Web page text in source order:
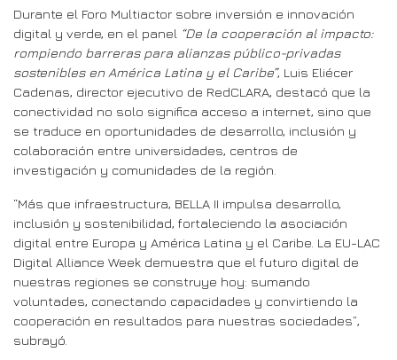
Durante el Foro Multiactor sobre inversión e innovación
digital y verde, en el panel “De la cooperación al impacto:
rompiendo barreras para alianzas público-privadas
sostenibles en América Latina y el Caribe”, Luis Eliécer
Cadenas, director ejecutivo de RedCLARA, destacó que la
conectividad no solo significa acceso a internet, sino que
se traduce en oportunidades de desarrollo, inclusión y
colaboración entre universidades, centros de
investigación y comunidades de la región.
“Más que infraestructura, BELLA II impulsa desarrollo,
inclusión y sostenibilidad, fortaleciendo la asociación
digital entre Europa y América Latina y el Caribe. La EU-LAC
Digital Alliance Week demuestra que el futuro digital de
nuestras regiones se construye hoy: sumando
voluntades, conectando capacidades y convirtiendo la
cooperación en resultados para nuestras sociedades”,
subrayó.